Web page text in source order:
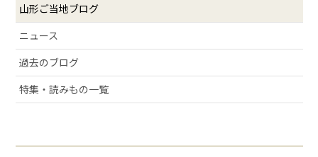
# 絶景スポット
# 洋梨
# 許してちょんまげ
# ミ・キュイ
# いちご
# だだっパイ
山形ご当地ブログ
ニュース
過去のブログ
特集・読みもの一覧